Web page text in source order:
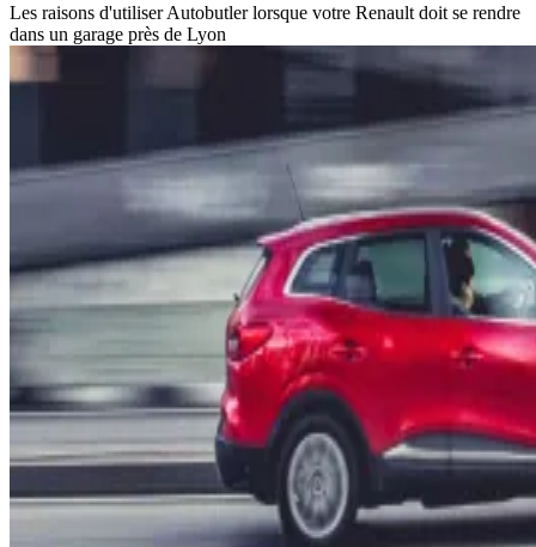
Les raisons d'utiliser Autobutler lorsque votre Renault doit se rendre
dans un garage près de Lyon